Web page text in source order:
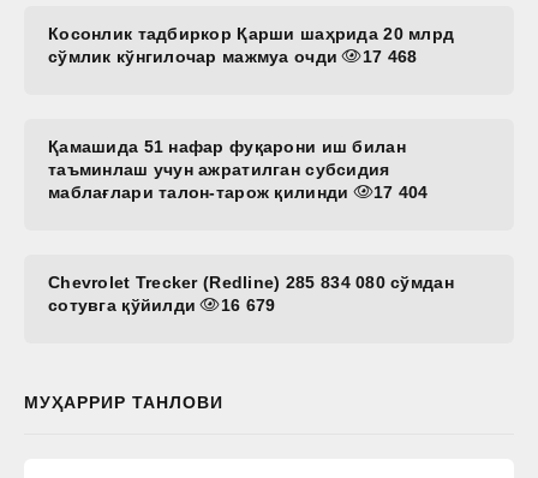
Косонлик тадбиркор Қарши шаҳрида 20 млрд
сўмлик кўнгилочар мажмуа очди
17 468
Қамашида 51 нафар фуқарони иш билан
таъминлаш учун ажратилган субсидия
маблағлари талон-тарож қилинди
17 404
Chevrolet Trecker (Redline) 285 834 080 сўмдан
сотувга қўйилди
16 679
МУҲАРРИР ТАНЛОВИ